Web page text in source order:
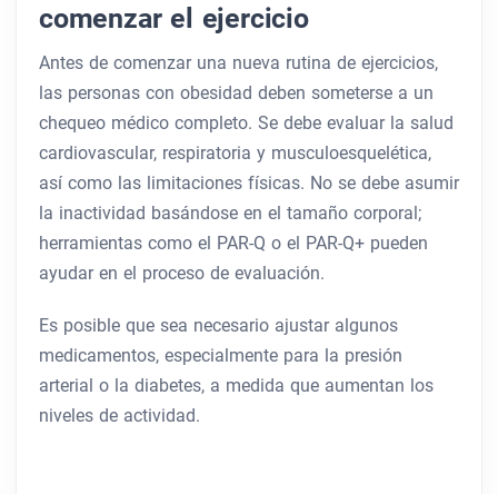
comenzar el ejercicio
Antes de comenzar una nueva rutina de ejercicios,
las personas con obesidad deben someterse a un
chequeo médico completo. Se debe evaluar la salud
cardiovascular, respiratoria y musculoesquelética,
así como las limitaciones físicas. No se debe asumir
la inactividad basándose en el tamaño corporal;
herramientas como el PAR-Q o el PAR-Q+ pueden
ayudar en el proceso de evaluación.
Es posible que sea necesario ajustar algunos
medicamentos, especialmente para la presión
arterial o la diabetes, a medida que aumentan los
niveles de actividad.